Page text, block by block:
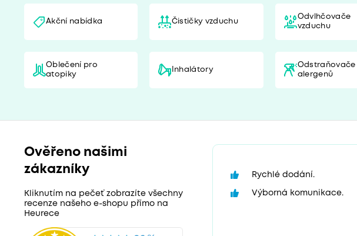
Akční nabídka Čističky vzduchu
Odvlhčovače
vzduchu
Oblečení pro
atopiky
Inhalátory
Odstraňovače
alergenů
Ověřeno našimi
zákazníky
Kliknutím na pečeť zobrazíte všechny
recenze našeho e-shopu přímo na
Heurece
Rychlé dodání.
Výborná komunikace.